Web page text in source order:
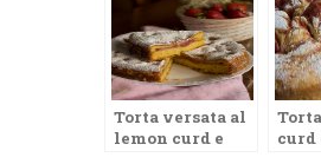
Torta versata al
lemon curd e
curd